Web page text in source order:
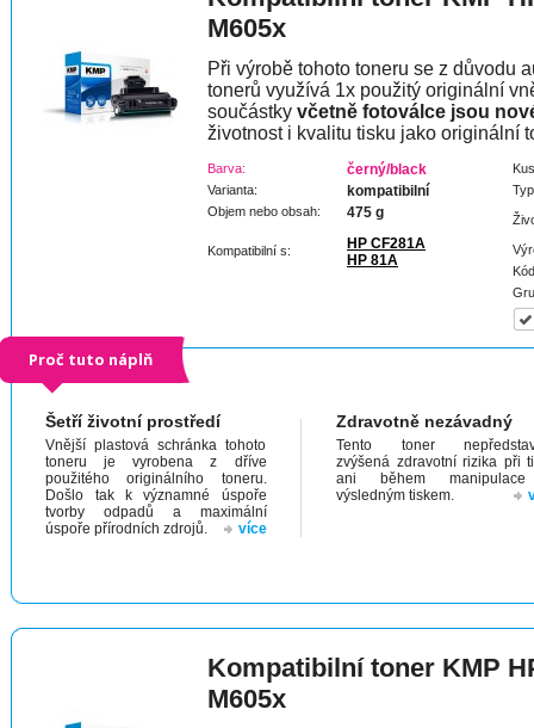
M605x
Při výrobě tohoto toneru se z důvodu
tonerů využívá 1x použitý originální
součástky včetně fotoválce jsou
životnost i kvalitu tisku jako originální
Barva: černý/black
Varianta: kompatibilní
Objem nebo obsah: 475 g
Kompatibilní s:
HP CF281A
HP 81A
Proč tuto náplň
Šetří životní prostředí
Vnější plastová schránka tohoto
toneru je vyrobena z dříve
použitého originálního toneru.
Došlo tak k významné úspoře
tvorby odpadů a maximální
úspoře přírodních zdrojů.
více
Zdravotně nezávadný
Tento toner
zvýšená zdravotní rizika při
ani během
výsledným tiskem.
Kompatibilní toner KMP
M605x